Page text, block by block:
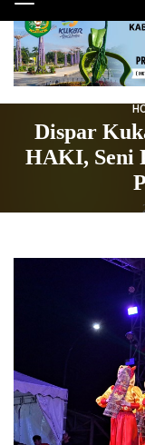
navigation
Dispar
HAKI, Seni